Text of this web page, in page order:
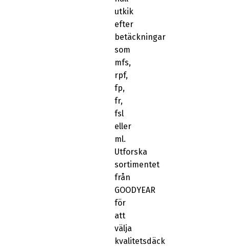
utkik
efter
betäckningar
som
mfs,
rpf,
fp,
fr,
fsl
eller
ml.
Utforska
sortimentet
från
GOODYEAR
för
att
välja
kvalitetsdäck